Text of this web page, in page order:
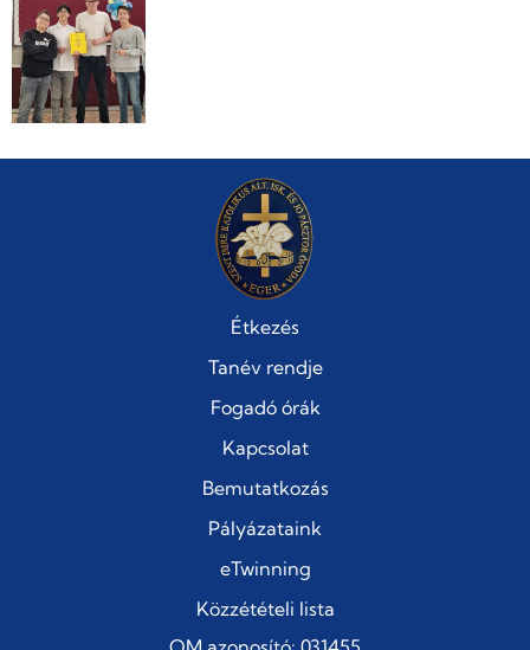
Étkezés
Tanév rendje
Fogadó órák
Kapcsolat
Bemutatkozás
Pályázataink
eTwinning
Közzétételi lista